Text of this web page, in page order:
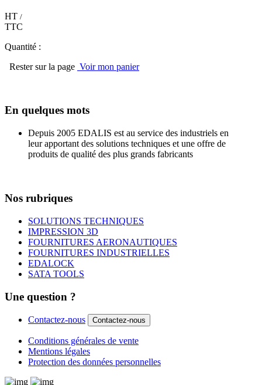
HT /
TTC
Quantité :
Rester sur la page Voir mon panier
En quelques mots
Depuis 2005 EDALIS est au service des industriels en
leur apportant des solutions techniques et une offre de
produits de qualité des plus grands fabricants
Nos rubriques
SOLUTIONS TECHNIQUES
IMPRESSION 3D
FOURNITURES AERONAUTIQUES
FOURNITURES INDUSTRIELLES
EDALOCK
SATA TOOLS
Une question ?
Contactez-nous Contactez-nous
Conditions générales de vente
Mentions légales
Protection des données personnelles